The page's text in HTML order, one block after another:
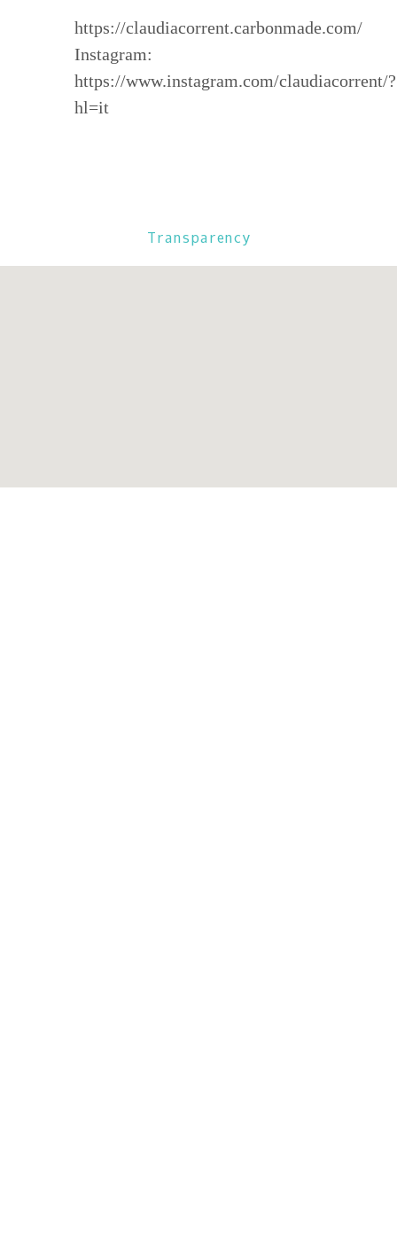
https://claudiacorrent.carbonmade.com/
Instagram:
https://www.instagram.com/claudiacorrent/?
hl=it
Transparency